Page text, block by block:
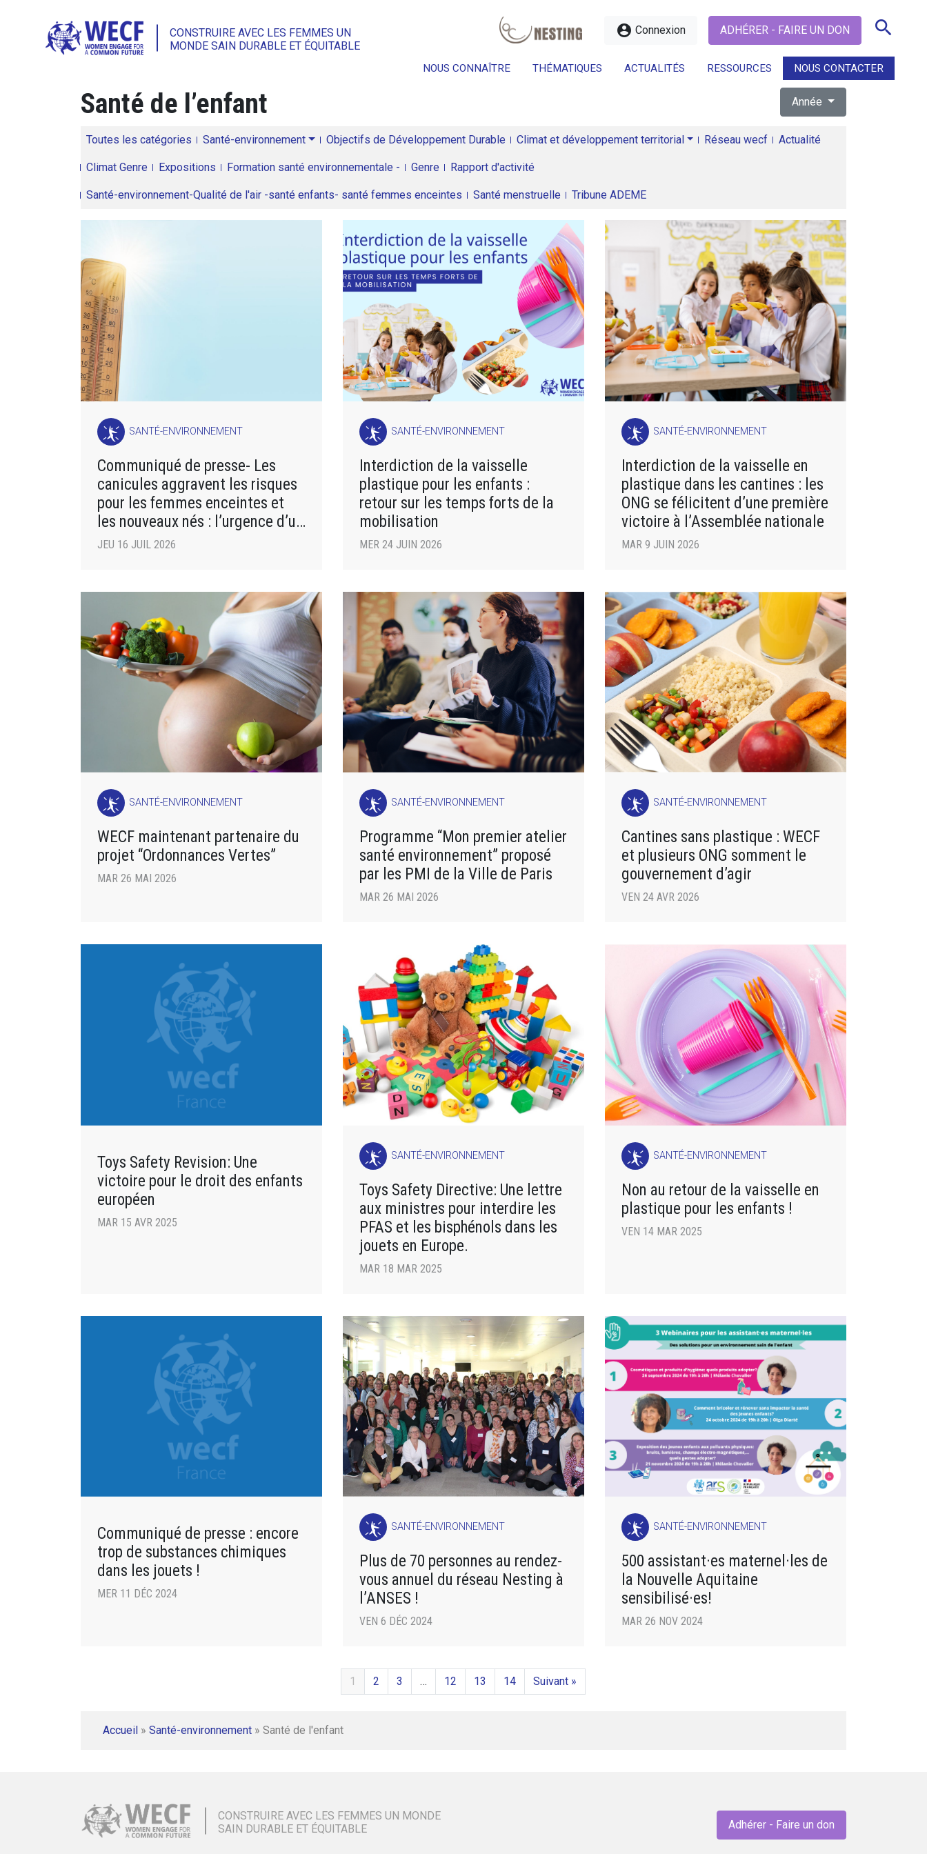
CONSTRUIRE AVEC LES FEMMES UN
MONDE SAIN DURABLE ET ÉQUITABLE
account_circle Connexion ADHÉRER - FAIRE UN DON search
NOUS CONNAÎTRE THÉMATIQUES ACTUALITÉS RESSOURCES NOUS CONTACTER
search
Santé de l’enfant Année
Toutes les catégories Santé-environnement Objectifs de Développement Durable Climat et développement territorial Réseau wecf Actualité
Climat Genre Expositions Formation santé environnementale - Genre Rapport d'activité
Santé-environnement-Qualité de l'air -santé enfants- santé femmes enceintes Santé menstruelle Tribune ADEME
SANTÉ-ENVIRONNEMENT
Communiqué de presse- Les
canicules aggravent les risques
pour les femmes enceintes et
les nouveaux nés : l’urgence d’un
plan d’adaptation
JEU 16 JUIL 2026
SANTÉ-ENVIRONNEMENT
Interdiction de la vaisselle
plastique pour les enfants :
retour sur les temps forts de la
mobilisation
MER 24 JUIN 2026
SANTÉ-ENVIRONNEMENT
Interdiction de la vaisselle en
plastique dans les cantines : les
ONG se félicitent d’une première
victoire à l’Assemblée nationale
MAR 9 JUIN 2026
SANTÉ-ENVIRONNEMENT
WECF maintenant partenaire du
projet “Ordonnances Vertes”
MAR 26 MAI 2026
SANTÉ-ENVIRONNEMENT
Programme “Mon premier atelier
santé environnement” proposé
par les PMI de la Ville de Paris
MAR 26 MAI 2026
SANTÉ-ENVIRONNEMENT
Cantines sans plastique : WECF
et plusieurs ONG somment le
gouvernement d’agir
VEN 24 AVR 2026
Toys Safety Revision: Une
victoire pour le droit des enfants
européen
MAR 15 AVR 2025
SANTÉ-ENVIRONNEMENT
Toys Safety Directive: Une lettre
aux ministres pour interdire les
PFAS et les bisphénols dans les
jouets en Europe.
MAR 18 MAR 2025
SANTÉ-ENVIRONNEMENT
Non au retour de la vaisselle en
plastique pour les enfants !
VEN 14 MAR 2025
Communiqué de presse : encore
trop de substances chimiques
dans les jouets !
MER 11 DÉC 2024
SANTÉ-ENVIRONNEMENT
Plus de 70 personnes au rendez-
vous annuel du réseau Nesting à
l’ANSES !
VEN 6 DÉC 2024
SANTÉ-ENVIRONNEMENT
500 assistant·es maternel·les de
la Nouvelle Aquitaine
sensibilisé·es!
MAR 26 NOV 2024
1 2 3 … 12 13 14 Suivant »
Accueil » Santé-environnement » Santé de l'enfant
CONSTRUIRE AVEC LES FEMMES UN MONDE
SAIN DURABLE ET ÉQUITABLE
Adhérer - Faire un don